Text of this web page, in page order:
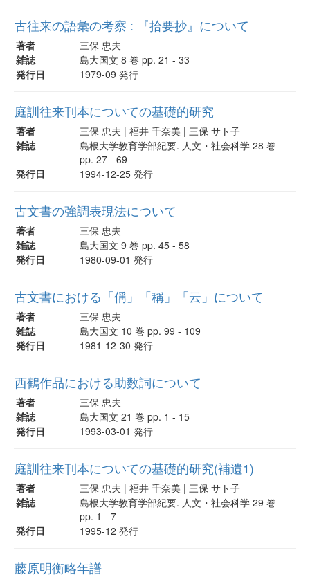
古往来の語彙の考察 : 『拾要抄』について
著者
三保 忠夫
雑誌
島大国文 8 巻 pp. 21 - 33
発行日
1979-09 発行
庭訓往来刊本についての基礎的研究
著者
三保 忠夫 | 福井 千奈美 | 三保 サト子
雑誌
島根大学教育学部紀要. 人文・社会科学 28 巻
pp. 27 - 69
発行日
1994-12-25 発行
古文書の強調表現法について
著者
三保 忠夫
雑誌
島大国文 9 巻 pp. 45 - 58
発行日
1980-09-01 発行
古文書における「偁」「稱」「云」について
著者
三保 忠夫
雑誌
島大国文 10 巻 pp. 99 - 109
発行日
1981-12-30 発行
西鶴作品における助数詞について
著者
三保 忠夫
雑誌
島大国文 21 巻 pp. 1 - 15
発行日
1993-03-01 発行
庭訓往来刊本についての基礎的研究(補遺1)
著者
三保 忠夫 | 福井 千奈美 | 三保 サト子
雑誌
島根大学教育学部紀要. 人文・社会科学 29 巻
pp. 1 - 7
発行日
1995-12 発行
藤原明衡略年譜